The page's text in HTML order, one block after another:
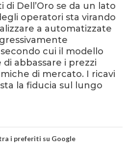
di Dell’Oro se da un lato
operatori sta virando
a automatizzate
cui il modello
abbassare i prezzi
di mercato. I ricavi
la fiducia sul lungo
i preferiti su Google